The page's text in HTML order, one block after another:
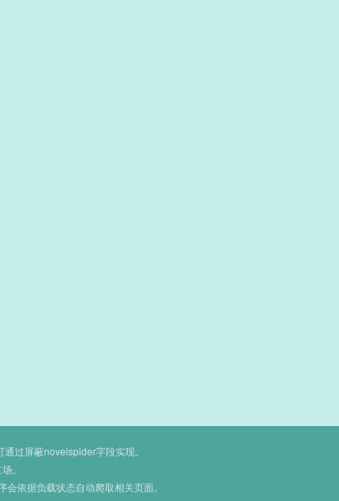
过屏蔽novelspider字段实现。
。
依据负载状态自动爬取相关页面。